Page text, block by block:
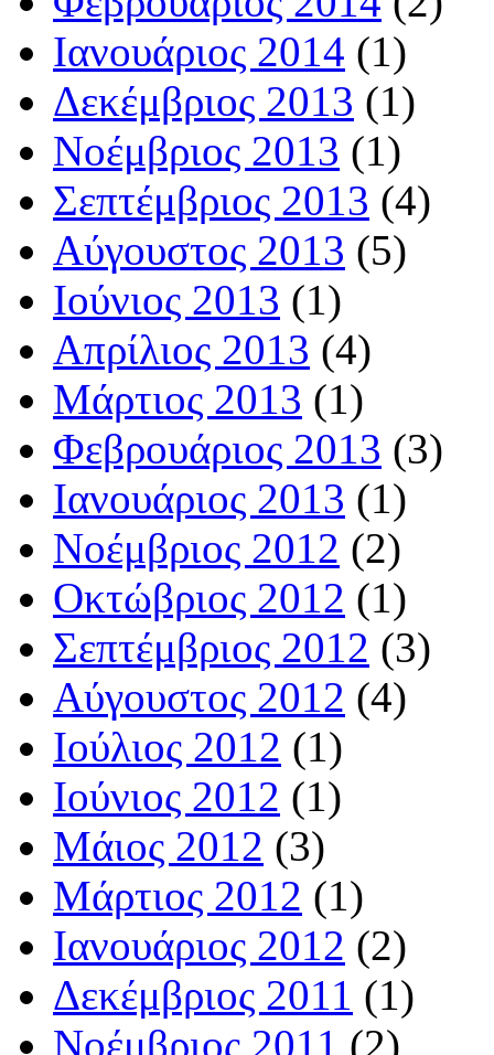
Ιανουάριος 2014 (1)
Δεκέμβριος 2013 (1)
Νοέμβριος 2013 (1)
Σεπτέμβριος 2013 (4)
Αύγουστος 2013 (5)
Ιούνιος 2013 (1)
Απρίλιος 2013 (4)
Μάρτιος 2013 (1)
Φεβρουάριος 2013 (3)
Ιανουάριος 2013 (1)
Νοέμβριος 2012 (2)
Οκτώβριος 2012 (1)
Σεπτέμβριος 2012 (3)
Αύγουστος 2012 (4)
Ιούλιος 2012 (1)
Ιούνιος 2012 (1)
Μάιος 2012 (3)
Μάρτιος 2012 (1)
Ιανουάριος 2012 (2)
Δεκέμβριος 2011 (1)
Νοέμβριος 2011 (2)